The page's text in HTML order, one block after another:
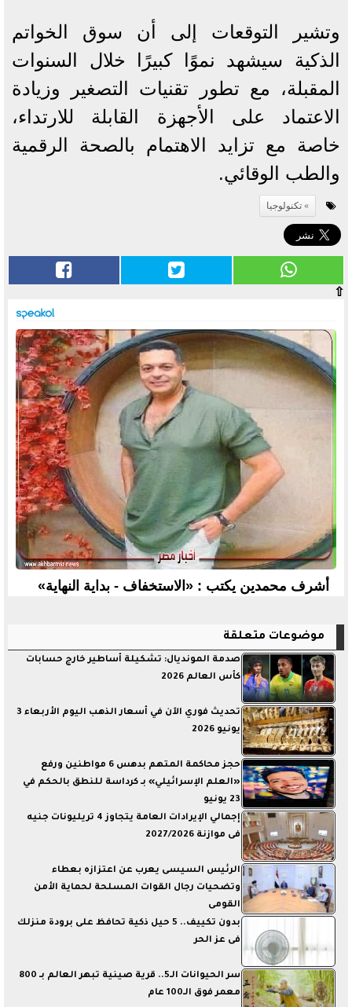
وتشير التوقعات إلى أن سوق الخواتم
الذكية سيشهد نموًا كبيرًا خلال السنوات
المقبلة، مع تطور تقنيات التصغير وزيادة
الاعتماد على الأجهزة القابلة للارتداء،
خاصة مع تزايد الاهتمام بالصحة الرقمية
والطب الوقائي.
تكنولوجيا
⇧
أشرف محمدين يكتب : «الاستخفاف - بداية النهاية»
موضوعات متعلقة
صدمة المونديال: تشكيلة أساطير خارج حسابات
كأس العالم 2026
تحديث فوري الآن في أسعار الذهب اليوم الأربعاء 3
يونيو 2026
حجز محاكمة المتهم بدهس 6 مواطنين ورفع
«العلم الإسرائيلي» بـ كرداسة للنطق بالحكم في
23 يونيو
إجمالي الإيرادات العامة يتجاوز 4 تريليونات جنيه
فى موازنة 2027/2026
الرئيس السيسى يعرب عن اعتزازه بعطاء
وتضحيات رجال القوات المسلحة لحماية الأمن
القومى
بدون تكييف.. 5 حيل ذكية تحافظ على برودة منزلك
فى عز الحر
سر الحيوانات الـ5.. قرية صينية تبهر العالم بـ 800
معمر فوق الـ100 عام